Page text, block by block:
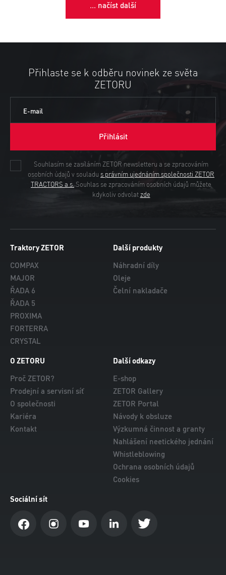
... načíst další
Přihlaste se k odběru novinek ze světa
ZETORU
E-mail
Přihlásit
Souhlasím se zasíláním ZETOR newsletteru a se zpracováním
osobních údajů v souladu s právním ujednáním společnosti ZETOR
TRACTORS a.s. Souhlas se zpracováním osobních údajů můžete
kdykoliv odvolat zde
Traktory ZETOR
COMPAX
MAJOR
ŘADA 6
ŘADA 5
PROXIMA
FORTERRA
CRYSTAL
Další produkty
Náhradní díly
Oleje
Čelní nakladače
O ZETORU
Proč ZETOR?
Prodejní a servisní síť
O společnosti
Kariéra
Kontakt
Další odkazy
E-shop
ZETOR Gallery
ZETOR Portal
Návody k obsluze
Výzkumná činnost a granty
Nahlášení neetického jednání
Whistleblowing
Ochrana osobních údajů
Cookies
Sociální sít